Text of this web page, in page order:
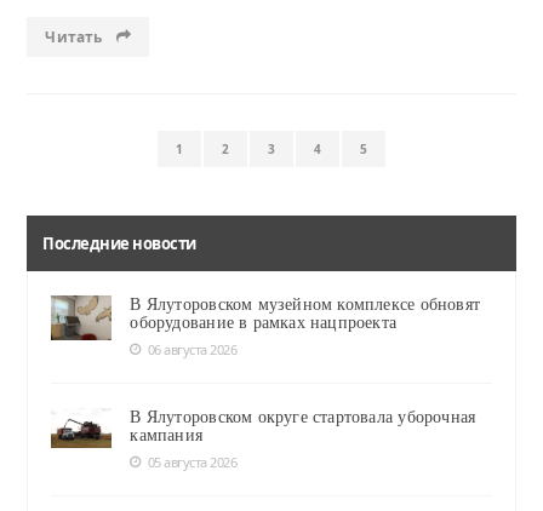
Читать
1 2 3 4 5
Последние новости
В Ялуторовском музейном комплексе обновят
оборудование в рамках нацпроекта
06 августа 2026
В Ялуторовском округе стартовала уборочная
кампания
05 августа 2026